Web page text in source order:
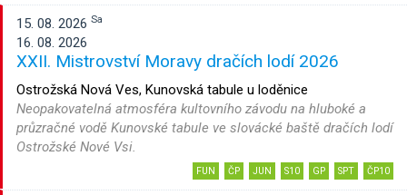
15. 08. 2026 Sa
16. 08. 2026
XXII. Mistrovství Moravy dračích lodí 2026
Ostrožská Nová Ves, Kunovská tabule u loděnice
Neopakovatelná atmosféra kultovního závodu na hluboké a
průzračné vodě Kunovské tabule ve slovácké baště dračích lodí
Ostrožské Nové Vsi.
FUN ČP JUN S10 GP SPT ČP10